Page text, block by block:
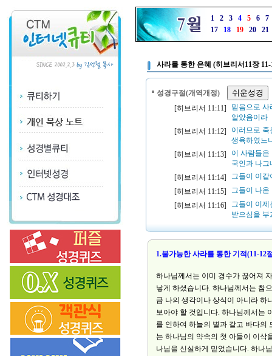
1 2 3 4 5 6
7
17
18 19 20 21
사라를 통한 은혜 (히브리서11장 11-
성경구절(개역개정)
[히브리서 11:11]
믿음으로
알았음이라
[히브리서 11:12]
이러므로
생육하였느
[히브리서 11:13]
이 사람들
국인과 나
[히브리서 11:14]
그들이 이
[히브리서 11:15]
그들이 나
[히브리서 11:16]
그들이 이
받으심을
1.불가능한 사라를 통한 기적(11-12
하나님께서는 이미 경수가 끊어져
낳게 하셨습니다. 하나님께서는 참
금 나의 생각이나 상식이 아니라 하
보아야 할 것입니다. 하나님께서는
를 인하여 하늘의 별과 같고 바다의
는 하나님의 약속의 첫 아들이 이삭
나님을 신실하게 믿었습니다. 하나